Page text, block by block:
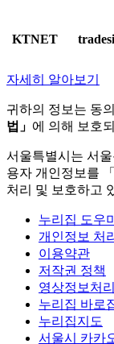
KTNET
자세히 알아보기
귀하의 정보는 동
법」 에 의해 보호
서울특별시는 서
용자 개인정보를
처리 및 보호하고
누리집 도우미
개인정보 처
이용약관
저작권 정책
영상정보처
누리집 바로
누리집지도
서울시 카카